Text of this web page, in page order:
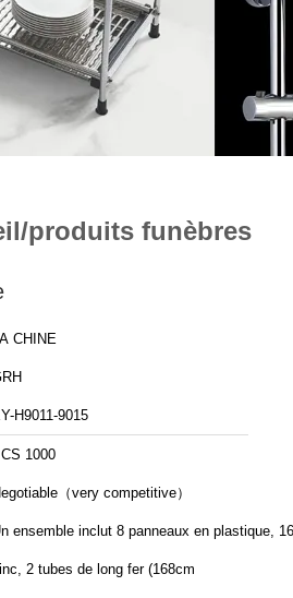
produits funèbres
CHINE
H9011-9015
1000
（very competitive）
ensemble inclut 8 panneaux en plastique,
2 tubes de long fer (168cm